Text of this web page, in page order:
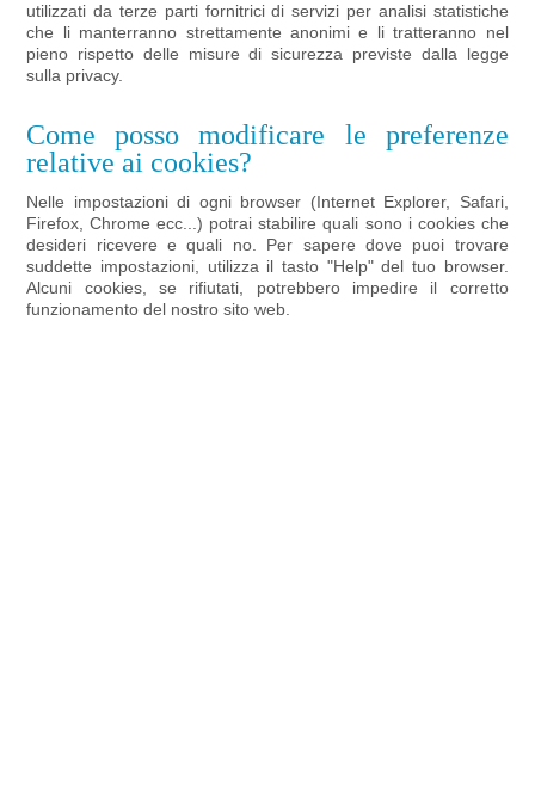
utilizzati da terze parti fornitrici di servizi per analisi statistiche
che li manterranno strettamente anonimi e li tratteranno nel
pieno rispetto delle misure di sicurezza previste dalla legge
sulla privacy.
Come posso modificare le preferenze
relative ai cookies?
Nelle impostazioni di ogni browser (Internet Explorer, Safari,
Firefox, Chrome ecc...) potrai stabilire quali sono i cookies che
desideri ricevere e quali no. Per sapere dove puoi trovare
suddette impostazioni, utilizza il tasto "Help" del tuo browser.
Alcuni cookies, se rifiutati, potrebbero impedire il corretto
funzionamento del nostro sito web.